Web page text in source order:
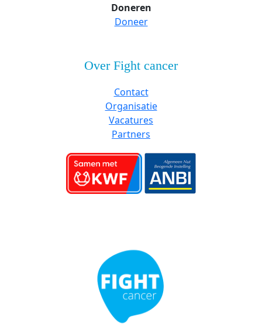
Doneren
Doneer
Over Fight cancer
Contact
Organisatie
Vacatures
Partners